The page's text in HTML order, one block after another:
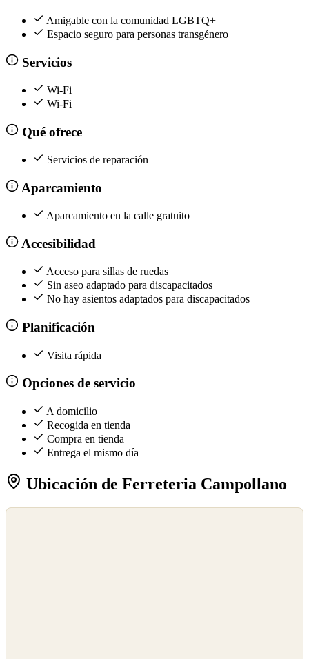
Amigable con la comunidad LGBTQ+
Espacio seguro para personas transgénero
Servicios
Wi-Fi
Wi-Fi
Qué ofrece
Servicios de reparación
Aparcamiento
Aparcamiento en la calle gratuito
Accesibilidad
Acceso para sillas de ruedas
Sin aseo adaptado para discapacitados
No hay asientos adaptados para discapacitados
Planificación
Visita rápida
Opciones de servicio
A domicilio
Recogida en tienda
Compra en tienda
Entrega el mismo día
Ubicación de Ferreteria Campollano